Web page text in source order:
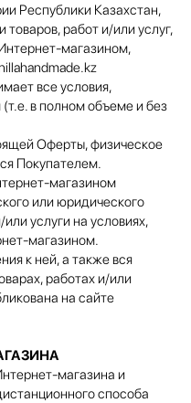
Республики Казахстан,
работ и/или услуг,
магазином,
все условия,
в полном объеме и без
Оферты, физическое
Покупателем.
магазином
или юридического
услуги на условиях,
магазином.
к ней, а также вся
работах и/или
на сайте
магазина и
способа